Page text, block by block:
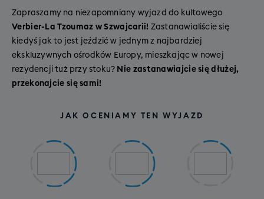
Zapraszamy na niezapomniany wyjazd do kultowego
Verbier-La Tzoumaz w Szwajcarii! Zastanawialiście się
kiedyś jak to jest jeździć w jednym z najbardziej
ekskluzywnych ośrodków Europy, mieszkając w nowej
rezydencji tuż przy stoku? Nie zastanawiajcie się dłużej,
przekonajcie się sami!
JAK OCENIAMY TEN WYJAZD